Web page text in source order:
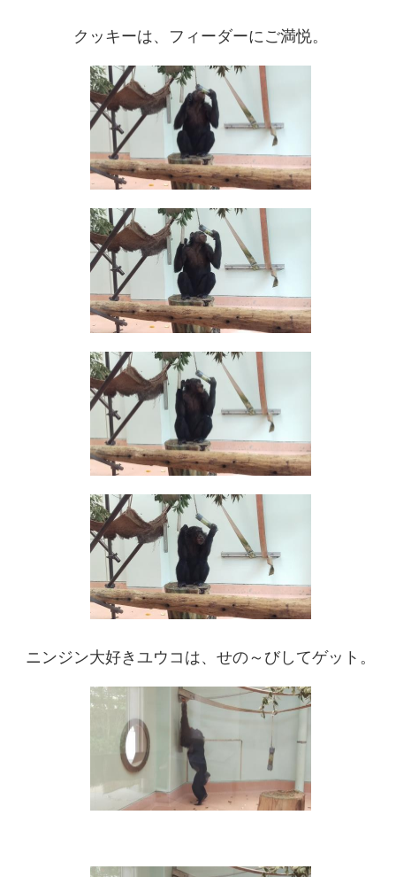
クッキーは、フィーダーにご満悦。
ニンジン大好きユウコは、せの～びしてゲット。